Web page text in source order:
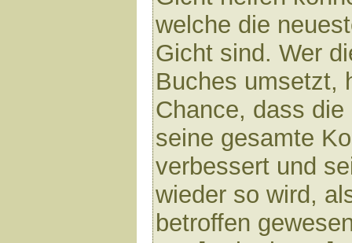
welche die
Gicht sind. Wer
Buches umsetzt,
Chance, dass
seine gesamte
verbessert und
wieder so wird,
betroffen